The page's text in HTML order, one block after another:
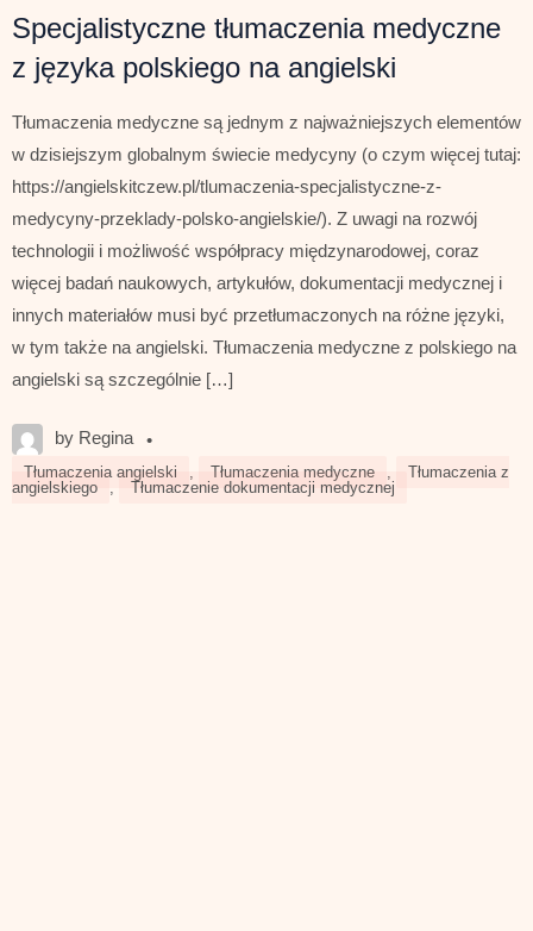
Specjalistyczne tłumaczenia medyczne
z języka polskiego na angielski
Tłumaczenia medyczne są jednym z najważniejszych elementów
w dzisiejszym globalnym świecie medycyny (o czym więcej tutaj:
https://angielskitczew.pl/tlumaczenia-specjalistyczne-z-
medycyny-przeklady-polsko-angielskie/). Z uwagi na rozwój
technologii i możliwość współpracy międzynarodowej, coraz
więcej badań naukowych, artykułów, dokumentacji medycznej i
innych materiałów musi być przetłumaczonych na różne języki,
w tym także na angielski. Tłumaczenia medyczne z polskiego na
angielski są szczególnie […]
by Regina •
Tłumaczenia angielski , Tłumaczenia medyczne ,
Tłumaczenia z
angielskiego
, Tłumaczenie dokumentacji medycznej